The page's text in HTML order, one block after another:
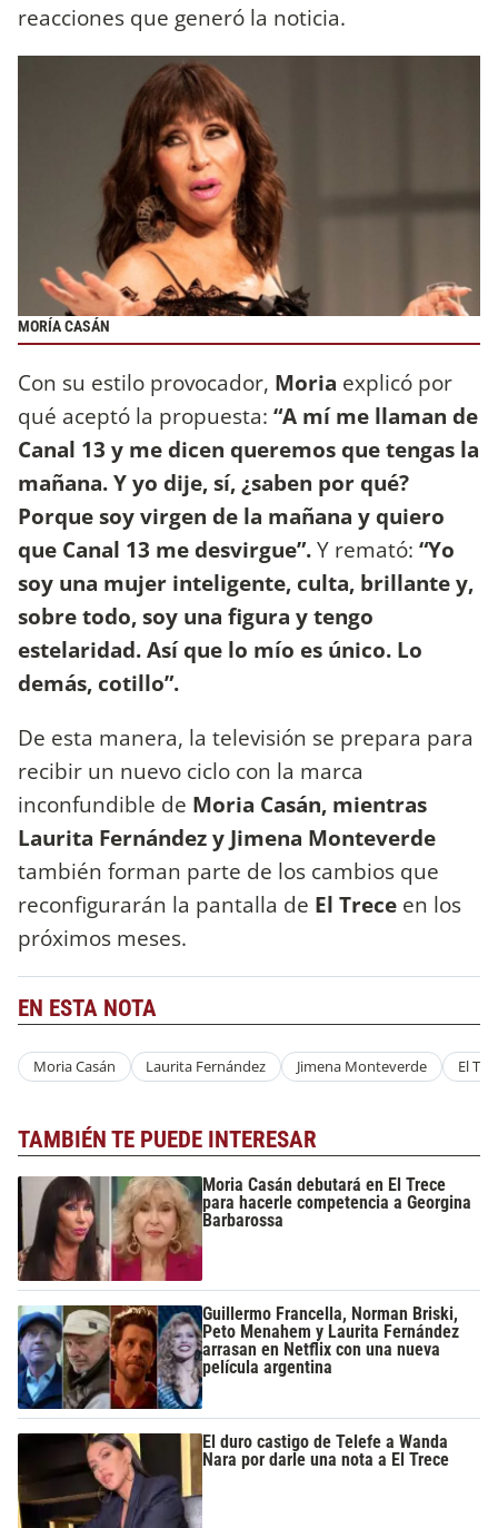
reacciones que generó la noticia.
MORÍA CASÁN
Con su estilo provocador, Moria explicó por
qué aceptó la propuesta: “A mí me llaman de
Canal 13 y me dicen queremos que tengas la
mañana. Y yo dije, sí, ¿saben por qué?
Porque soy virgen de la mañana y quiero
que Canal 13 me desvirgue”.Y remató: “Yo
soy una mujer inteligente, culta, brillante y,
sobre todo, soy una figura y tengo
estelaridad. Así que lo mío es único. Lo
demás, cotillo”.
De esta manera, la televisión se prepara para
recibir un nuevo ciclo con la marca
inconfundible de Moria Casán, mientras
Laurita Fernández y Jimena Monteverde
también forman parte de los cambios que
reconfigurarán la pantalla de El Trece en los
próximos meses.
EN ESTA NOTA
Moria Casán Laurita Fernández Jimena Monteverde El
TAMBIÉN TE PUEDE INTERESAR
Moria Casán debutará en El Trece
para hacerle competencia a Georgina
Barbarossa
Guillermo Francella, Norman Briski,
Peto Menahem y Laurita Fernández
arrasan en Netflix con una nueva
película argentina
El duro castigo de Telefe a Wanda
Nara por darle una nota a El Trece